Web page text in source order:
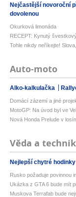
Nejčastější novoroční
dovolenou
Okurková limonáda
RECEPT: Kynutý
Tohle nikdy neříkejte!
Auto-moto
Alko-kalkulačka
Domácí zázemí a jiné
MotoGP: Na úvod byl ve
Nová Honda Prelude v
Věda a
Nejlepší chytré hodinky
Rusko požaduje povinnou
Ukázka z GTA 6 bude mít
Muskova Terrafab bude